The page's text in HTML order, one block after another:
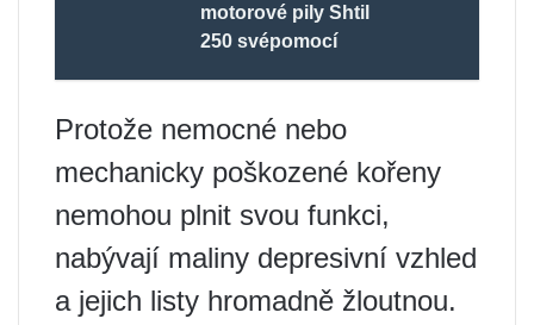
motorové pily Shtil
250 svépomocí
Protože nemocné nebo
mechanicky poškozené kořeny
nemohou plnit svou funkci,
nabývají maliny depresivní vzhled
a jejich listy hromadně žloutnou.